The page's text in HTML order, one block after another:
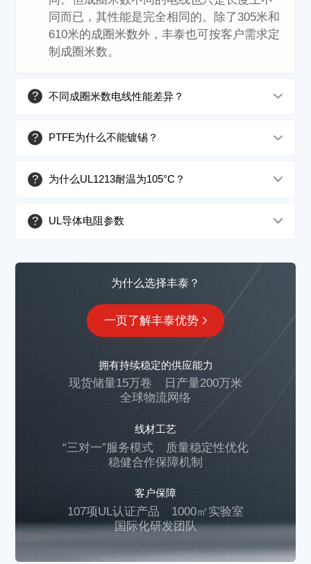
同而已，其性能是完全相同的。除了305米和
610米的成圈米数外，丰泰也可按客户需求定
制成圈米数。
? 不同成圈米数电线性能差异？
? PTFE为什么不能镀锡？
? 为什么UL1213耐温为105°C？
? UL导体电阻参数
为什么选择丰泰？
一页了解丰泰优势
拥有持续稳定的供应能力
现货储量15万卷
日产量200万米
全球物流网络
线材工艺
“三对一”服务模式
质量稳定性优化
稳健合作保障机制
客户保障
107项UL认证产品
1000㎡实验室
国际化研发团队